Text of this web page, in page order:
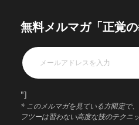
無料メルマガ「正覚
"]
* このメルマガを見ている方限定で
フツーは習わない高度な技のテクニ